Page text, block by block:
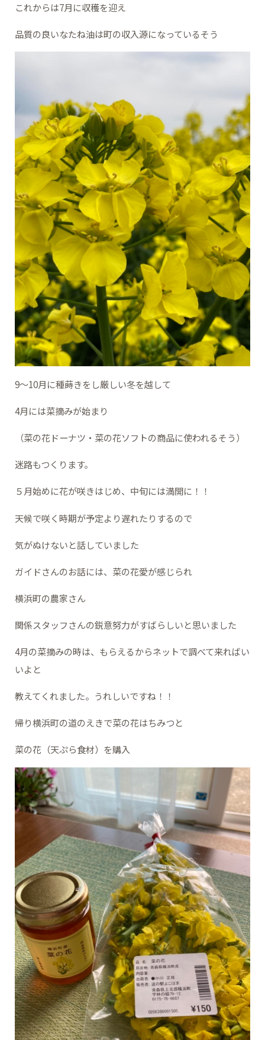
これからは7月に収穫を迎え
品質の良いなたね油は町の収入源になっているそう
9～10月に種蒔きをし厳しい冬を越して
4月には菜摘みが始まり
（菜の花ドーナツ・菜の花ソフトの商品に使われるそう）
迷路もつくります。
５月始めに花が咲きはじめ、中旬には満開に！！
天候で咲く時期が予定より遅れたりするので
気がぬけないと話していました
ガイドさんのお話には、菜の花愛が感じられ
横浜町の農家さん
関係スタッフさんの鋭意努力がすばらしいと思いました
4月の菜摘みの時は、もらえるからネットで調べて来ればい
いよと
教えてくれました。うれしいですね！！
帰り横浜町の道のえきで菜の花はちみつと
菜の花（天ぷら食材）を購入